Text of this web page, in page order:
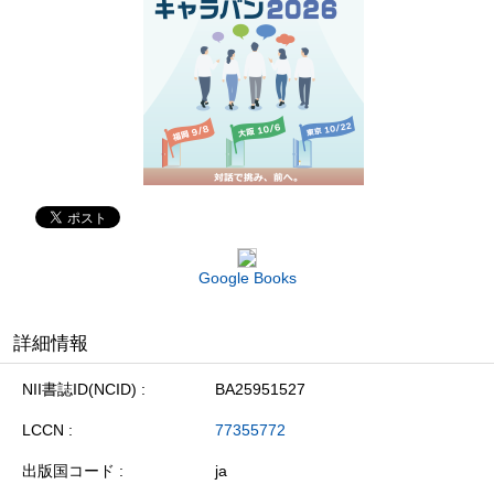
Google Books
詳細情報
NII書誌ID(NCID) BA25951527
LCCN 77355772
出版国コード
ja